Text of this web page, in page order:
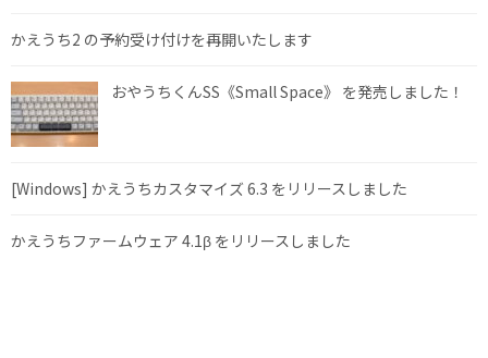
かえうち2 の予約受け付けを再開いたします
おやうちくんSS《Small Space》 を発売しました！
[Windows] かえうちカスタマイズ 6.3 をリリースしました
かえうちファームウェア 4.1β をリリースしました